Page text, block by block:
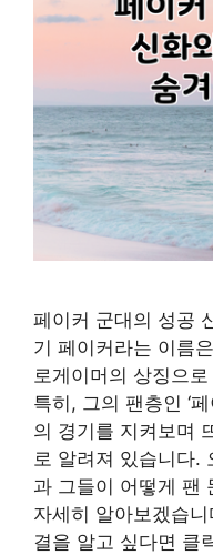
페이커 군대의 성공
기 페이커라는 이름
로게이머의 상징으
특히, 그의 팬층인 ‘
의 경기를 지켜보며
로 알려져 있습니다.
과 그들이 어떻게 팬
자세히 알아보겠습니
결을 알고 싶다면 클